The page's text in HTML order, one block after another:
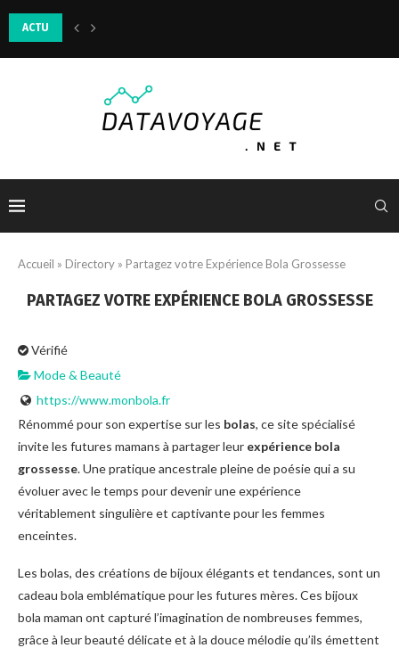
ACTU
Comment choisir la bonne huile de massage selon ses besoins du
Accueil » Directory » Partagez votre Expérience Bola Grossesse
PARTAGEZ VOTRE EXPÉRIENCE BOLA GROSSESSE
Vérifié
Mode & Beauté
https://www.monbola.fr
Rénommé pour son expertise sur les bolas, ce site spécialisé
invite les futures mamans à partager leur expérience bola
grossesse. Une pratique ancestrale pleine de poésie qui a su
évoluer avec le temps pour devenir une expérience
véritablement singulière et captivante pour les femmes
enceintes.
Les bolas, des créations de bijoux élégants et tendances, sont un
cadeau bola emblématique pour les futures mères. Ces bijoux
bola maman ont capturé l’imagination de nombreuses femmes,
grâce à leur beauté délicate et à la douce mélodie qu’ils émettent